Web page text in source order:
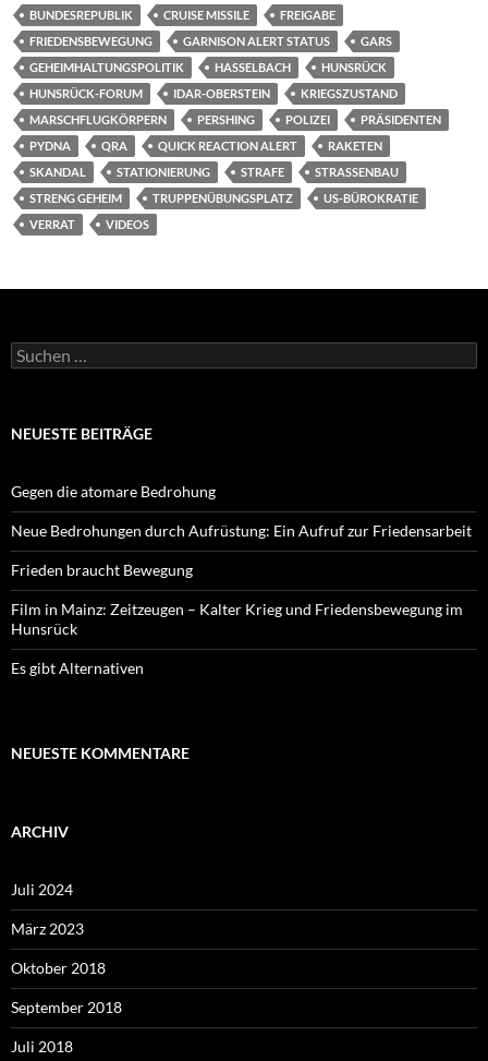
BUNDESREPUBLIK
CRUISE MISSILE
FREIGABE
FRIEDENSBEWEGUNG
GARNISON ALERT STATUS
GARS
GEHEIMHALTUNGSPOLITIK
HASSELBACH
HUNSRÜCK
HUNSRÜCK-FORUM
IDAR-OBERSTEIN
KRIEGSZUSTAND
MARSCHFLUGKÖRPERN
PERSHING POLIZEI
PRÄSIDENTEN
PYDNA
QRA QUICK REACTION ALERT
RAKETEN
SKANDAL
STATIONIERUNG STRAFE
STRASSENBAU
STRENG GEHEIM
TRUPPENÜBUNGSPLATZ
US-BÜROKRATIE
VERRAT
VIDEOS
Suchen
nach:
NEUESTE BEITRÄGE
Gegen die atomare Bedrohung
Neue Bedrohungen durch Aufrüstung: Ein Aufruf zur Friedensarbeit
Frieden braucht Bewegung
Film in Mainz: Zeitzeugen – Kalter Krieg und Friedensbewegung im
Hunsrück
Es gibt Alternativen
NEUESTE KOMMENTARE
ARCHIV
Juli 2024
März 2023
Oktober 2018
September 2018
Juli 2018